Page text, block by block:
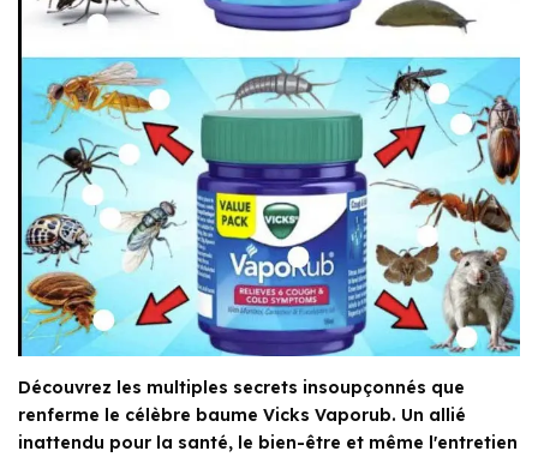
Découvrez les multiples secrets insoupçonnés que
renferme le célèbre baume Vicks Vaporub. Un allié
inattendu pour la santé, le bien-être et même l'entretien